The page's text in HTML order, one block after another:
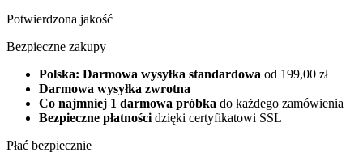
Potwierdzona jakość
Bezpieczne zakupy
Polska: Darmowa wysyłka standardowa od 199,00 zł
Darmowa wysyłka zwrotna
Co najmniej 1 darmowa próbka do każdego zamówienia
Bezpieczne płatnościdzięki certyfikatowi SSL
Płać bezpiecznie